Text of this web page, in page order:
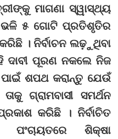
ମାଗଣା ସ୍ୱାସ୍ଥ୍ୟ
ଭଳି ୫ ଗୋଟି ପ୍ରତିଶୃତିର
। ନିର୍ବାଚନ ଲଢ଼ୁଥିବା
ଦାବୀ ପୂରଣ ନକଲେ ନିଜ
ଶପଥ କରାନ୍ତୁ ଯେଉଁ
ଗ୍ରାମବାସୀ ସମର୍ଥନ
କରିଛି । ନିର୍ବାଚିତ
ପଂଚାୟତରେ ଶିକ୍ଷା